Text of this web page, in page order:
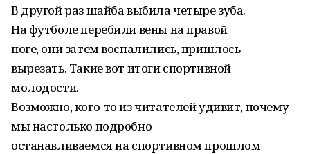
В другой раз шайба выбила четыре зуба.
На футболе перебили вены на правой
ноге, они затем воспалились, пришлось
вырезать. Такие вот итоги спортивной
молодости.
Возможно, кого-то из читателей удивит, почему
мы настолько подробно
останавливаемся на спортивном прошлом